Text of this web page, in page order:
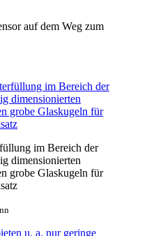
auf dem Weg zum
im Bereich der
dimensionierten
grobe Glaskugeln für